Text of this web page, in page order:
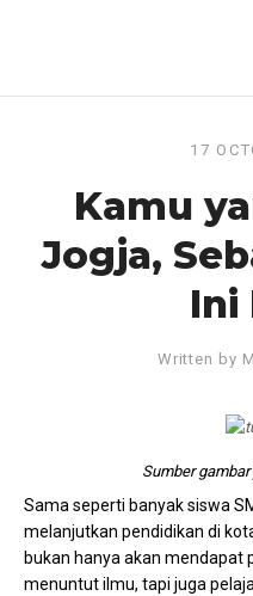
17
Kamu
Jogja,
Ini
Written by
Sumber gambar
Sama seperti banyak siswa
melanjutkan pendidikan di
bukan hanya akan
menuntut ilmu, tapi juga